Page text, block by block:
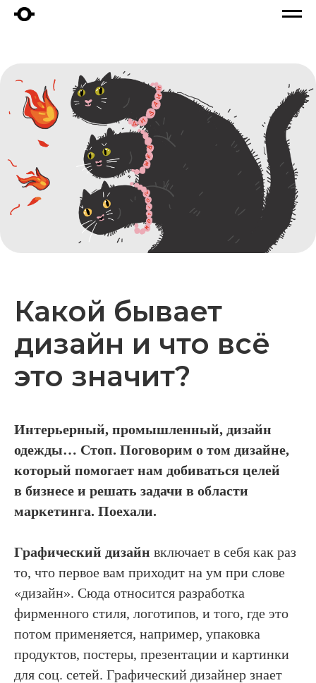
Какой бывает
дизайн и что всё
это значит?
Интерьерный, промышленный, дизайн
одежды… Стоп. Поговорим о том дизайне,
который помогает нам добиваться целей
в бизнесе и решать задачи в области
маркетинга. Поехали.
Графический дизайн включает в себя как раз
то, что первое вам приходит на ум при слове
«дизайн». Сюда относится разработка
фирменного стиля, логотипов, и того, где это
потом применяется, например, упаковка
продуктов, постеры, презентации и картинки
для соц. сетей. Графический дизайнер знает